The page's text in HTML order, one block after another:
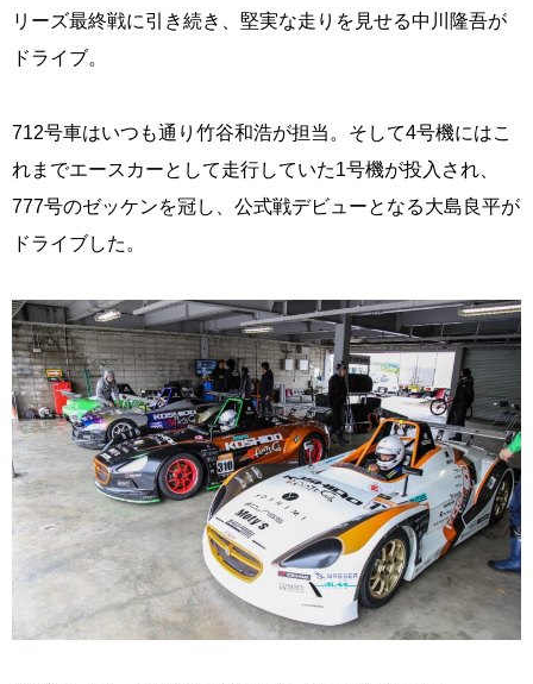
リーズ最終戦に引き続き、堅実な走りを見せる中川隆吾が
ドライブ。
712号車はいつも通り竹谷和浩が担当。そして4号機にはこ
れまでエースカーとして走行していた1号機が投入され、
777号のゼッケンを冠し、公式戦デビューとなる大島良平が
ドライブした。